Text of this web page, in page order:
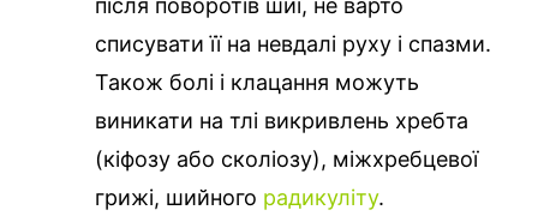
після поворотів шиї, не варто
списувати її на невдалі руху і спазми.
Також болі і клацання можуть
виникати на тлі викривлень хребта
(кіфозу або сколіозу), міжхребцевої
грижі, шийного радикуліту.